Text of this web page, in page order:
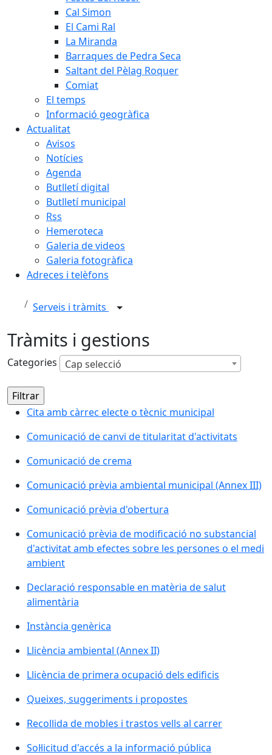
Cal Simon
El Cami Ral
La Miranda
Barraques de Pedra Seca
Saltant del Pèlag Roquer
Comiat
El temps
Informació geogràfica
Actualitat
Avisos
Notícies
Agenda
Butlletí digital
Butlletí municipal
Rss
Hemeroteca
Galeria de videos
Galeria fotogràfica
Adreces i telèfons
Serveis i tràmits
Tràmits i gestions
Categories Cap selecció
Cita amb càrrec electe o tècnic municipal
Comunicació de canvi de titularitat d'activitats
Comunicació de crema
Comunicació prèvia ambiental municipal (Annex III)
Comunicació prèvia d'obertura
Comunicació prèvia de modificació no substancial
d'activitat amb efectes sobre les persones o el medi
ambient
Declaració responsable en matèria de salut
alimentària
Instància genèrica
Llicència ambiental (Annex II)
Llicència de primera ocupació dels edificis
Queixes, suggeriments i propostes
Recollida de mobles i trastos vells al carrer
Sol·licitud d'accés a la informació pública